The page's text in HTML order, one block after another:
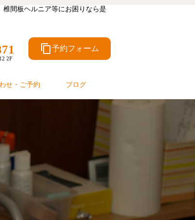
椎間板ヘルニア等にお困りなら是
2F
content_copy予約フォーム
せ・ご予約 ブログ